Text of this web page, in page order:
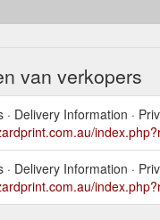
van verkopers
· Delivery Information ·
· Delivery Information ·